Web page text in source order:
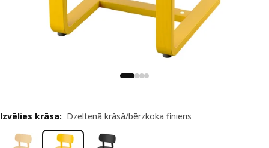
Izvēlies krāsa: Dzeltenā krāsā/bērzkoka finieris